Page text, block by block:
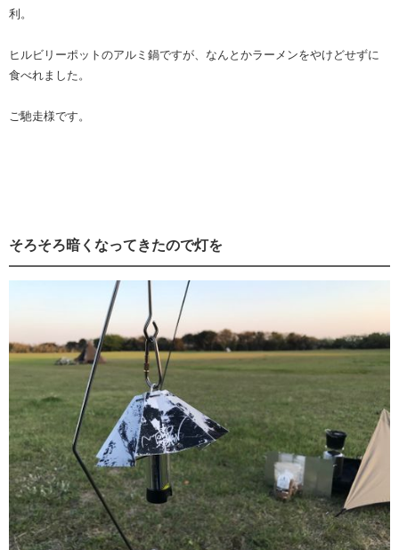
利。
ヒルビリーポットのアルミ鍋ですが、なんとかラーメンをやけどせずに
食べれました。
ご馳走様です。
そろそろ暗くなってきたので灯を